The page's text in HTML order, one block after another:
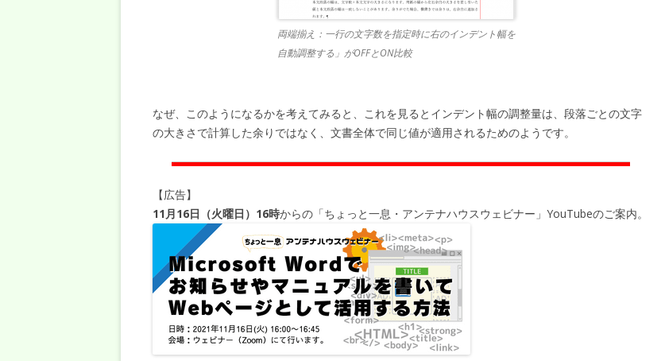
両端揃え：一行の文字数を指定時に右のインデント幅を
自動調整する」がOFFとON比較
なぜ、このようになるかを考えてみると、これを見るとインデント幅の調整量は、段落ごとの文字
の大きさで計算した余りではなく、文書全体で同じ値が適用されるためのようです。
【広告】
11月16日（火曜日）16時からの「ちょっと一息・アンテナハウスウェビナー」YouTubeのご案内。